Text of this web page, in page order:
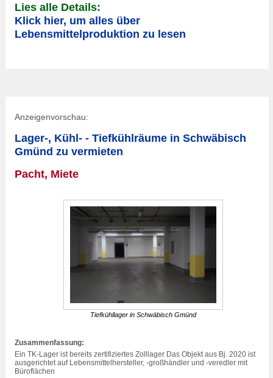
Lies alle Details:
Klick hier, um alles über
Lebensmittelproduktion zu lesen
Anzeigenvorschau:
Lager-, Kühl- - Tiefkühlräume in Schwäbisch
Gmünd zu vermieten
Pacht, Miete
Tiefkühllager in Schwäbisch Gmünd
Zusammenfassung:
Ein TK-Lager ist bereits zertifiziertes Zolllager Das Objekt aus Bj. 2020 ist
ausgerichtet auf Lebensmittelhersteller, -großhändler und -veredler mit
Büroflächen